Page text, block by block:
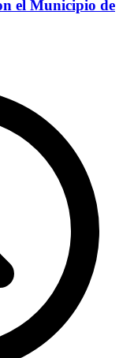
el Municipio de